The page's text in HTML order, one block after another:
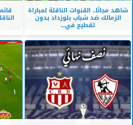
شاهد مجانًا.. القنوات الناقلة لمباراة
الزمالك ضد شباب بلوزداد بدون
تقطيع في...